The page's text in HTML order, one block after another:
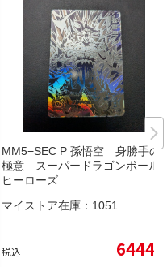
MM5−SEC P 孫悟空 身勝手の
極意 スーパードラゴンボール
ヒーローズ
マイストア在庫： 1051
税込 6444